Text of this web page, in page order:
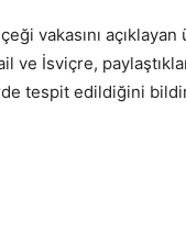
vakasını
ve İsviçre,
tespit edildiğini